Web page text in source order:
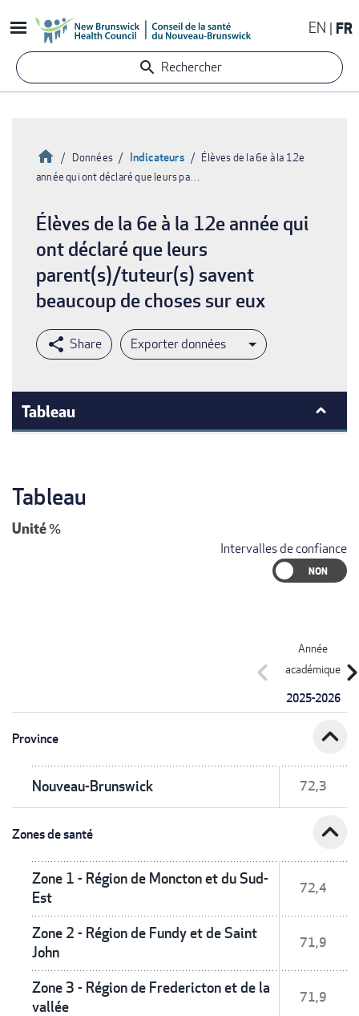
au
contenu
principal
EN FR
Rechercher
d'Ariane
Accueil
Données Indicateurs
Élèves de la 6e à la 12e
année qui ont déclaré que leurs pa…
Élèves de la 6e à la 12e année qui
ont déclaré que leurs
parent(s)/tuteur(s) savent
beaucoup de choses sur eux
Exporter données
Tableau
Tableau
Unité%
Intervalles de confiance
Année
académique
2025-2026
chevron_left
Province expand_less
Nouveau-Brunswick 72,3
Zones de santé expand_less
Zone 1 - Région de Moncton et du Sud-
Est
72,4
Zone 2 - Région de Fundy et de Saint
John
71,9
Zone 3 - Région de Fredericton et de la
vallée
71,9